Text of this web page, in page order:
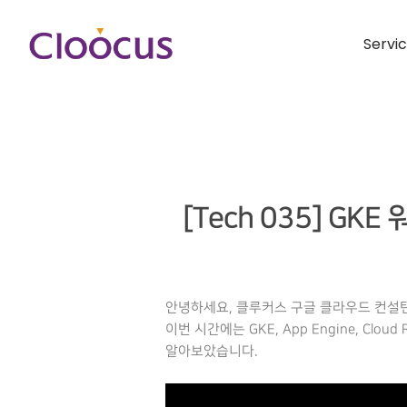
[Tech 035] GKE
안녕하세요, 클루커스 구글 클라우드 컨설
이번 시간에는 GKE, App Engine, Cloud
알아보았습니다.